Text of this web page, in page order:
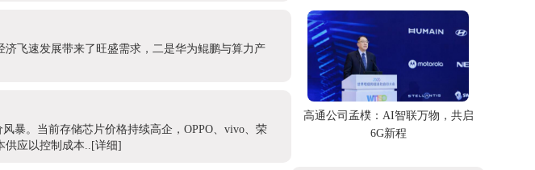
飞速发展带来了旺盛需求，二是华为鲲鹏与算力产
暴。当前存储芯片价格持续高企，OPPO、vivo、荣
供应以控制成本.. [详细]
高通公司孟樸：AI智联万物，共启
6G新程